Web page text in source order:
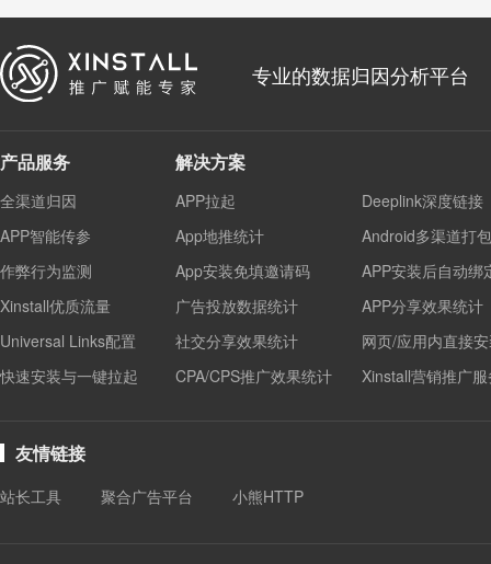
专业的数据归因分析平台
产品服务
全渠道归因
APP智能传参
作弊行为监测
Xinstall优质流量
Universal Links配置
快速安装与一键拉起
解决方案
APP拉起
Deeplink深度链接
App地推统计
Android多渠道打包
App安装免填邀请码
APP安装后自动绑
广告投放数据统计
APP分享效果统计
社交分享效果统计
网页/应用内直接
CPA/CPS推广效果统计
Xinstall营销推广
友情链接
站长工具 聚合广告平台 小熊HTTP